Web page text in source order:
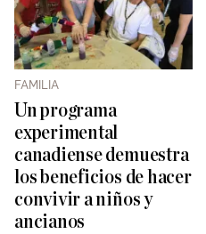
FAMILIA
Un programa
experimental
canadiense demuestra
los beneficios de hacer
convivir a niños y
ancianos